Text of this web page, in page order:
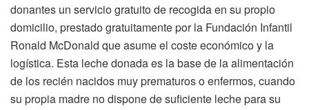
donantes un servicio gratuito de recogida en su propio
domicilio, prestado gratuitamente por la Fundación Infantil
Ronald McDonald que asume el coste económico y la
logística. Esta leche donada es la base de la alimentación
de los recién nacidos muy prematuros o enfermos, cuando
su propia madre no dispone de suficiente leche para su